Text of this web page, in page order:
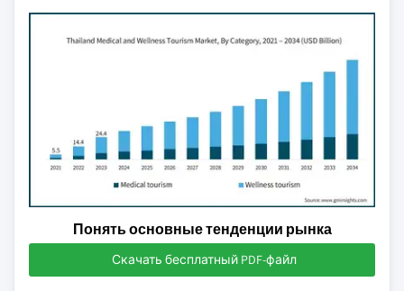
Понять основные тенденции рынка
Скачать бесплатный PDF-файл